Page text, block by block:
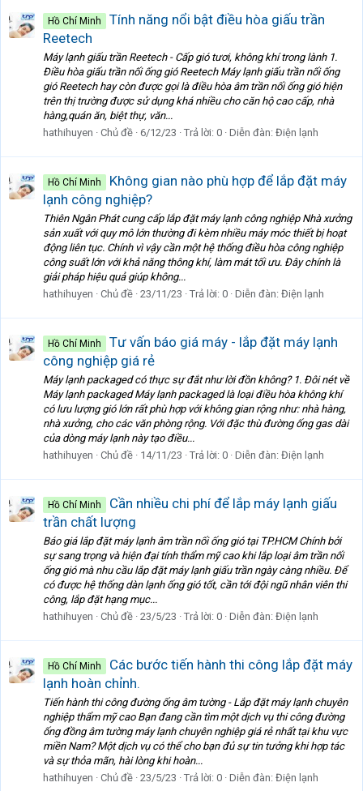
Hồ Chí Minh
Tính năng nổi bật điều hòa giấu trần
Reetech
Máy lạnh giấu trần Reetech - Cấp gió tươi, không khí trong lành 1.
Điều hòa giấu trần nối ống gió Reetech Máy lạnh giấu trần nối ống
gió Reetech hay còn được gọi là điều hòa âm trần nối ống gió hiện
trên thị trường được sử dụng khá nhiều cho căn hộ cao cấp, nhà
hàng,quán ăn, biệt thự, văn...
hathihuyen
Chủ đề 6/12/23 Trả lời: 0 Diễn đàn: Điện lạnh
Hồ Chí Minh
Không gian nào phù hợp để lắp đặt máy
lạnh công nghiệp?
Thiên Ngân Phát cung cấp lắp đặt máy lạnh công nghiệp Nhà xưởng
sản xuất với quy mô lớn thường đi kèm nhiều máy móc thiết bị hoạt
động liên tục. Chính vì vậy cần một hệ thống điều hòa công nghiệp
công suất lớn với khả năng thông khí, làm mát tối ưu. Đây chính là
giải pháp hiệu quả giúp không...
hathihuyen
Chủ đề 23/11/23 Trả lời: 0 Diễn đàn: Điện lạnh
Hồ Chí Minh
Tư vấn báo giá máy - lắp đặt máy lạnh
công nghiệp giá rẻ
Máy lạnh packaged có thực sự đắt như lời đồn không? 1. Đôi nét về
Máy lạnh packaged Máy lạnh packaged là loại điều hòa không khí
có lưu lượng gió lớn rất phù hợp với không gian rộng như: nhà hàng,
nhà xưởng, cho các văn phòng rộng. Với đặc thù đường ống gas dài
của dòng máy lạnh này tạo điều...
hathihuyen
Chủ đề 14/11/23 Trả lời: 0 Diễn đàn: Điện lạnh
Hồ Chí Minh
Cần nhiều chi phí để lắp máy lạnh giấu
trần chất lượng
Báo giá lắp đặt máy lạnh âm trần nối ống gió tại TP.HCM Chính bởi
sự sang trọng và hiện đại tính thẩm mỹ cao khi lắp loại âm trần nối
ống gió mà nhu cầu lắp đặt máy lạnh giấu trần ngày càng nhiều. Để
có được hệ thống dàn lạnh ống gió tốt, cần tới đội ngũ nhân viên thi
công, lắp đặt hạng mục...
hathihuyen
Chủ đề 23/5/23 Trả lời: 0 Diễn đàn: Điện lạnh
Hồ Chí Minh
Các bước tiến hành thi công lắp đặt máy
lạnh hoàn chỉnh.
Tiến hành thi công đường ống âm tường - Lắp đặt máy lạnh chuyên
nghiệp thẩm mỹ cao Bạn đang cần tìm một dịch vụ thi công đường
ống đồng âm tường máy lạnh chuyên nghiệp giá rẻ nhất tại khu vực
miền Nam? Một dịch vụ có thể cho bạn đủ sự tin tưởng khi hợp tác
và sự thỏa mãn, hài lòng khi hoàn...
hathihuyen
Chủ đề 23/5/23 Trả lời: 0 Diễn đàn: Điện lạnh